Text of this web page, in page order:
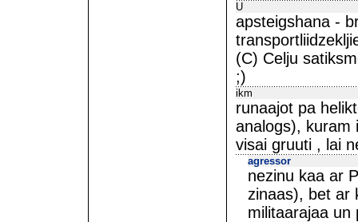
U
apsteigshana -
(C) Celju
;)
ikm
runaajot pa
analogs), kuram
visai gruuti , lai
agressor
nezinu kaa ar
zinaas), bet ar
militaarajaa un